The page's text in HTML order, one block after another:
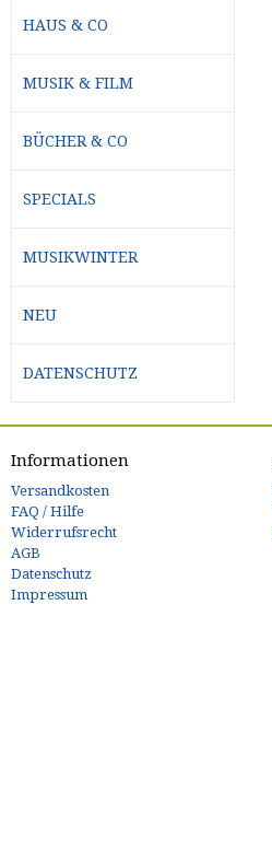
HAUS & CO
MUSIK & FILM
BÜCHER & CO
SPECIALS
MUSIKWINTER
NEU
DATENSCHUTZ
Informationen
Versandkosten
FAQ / Hilfe
Widerrufsrecht
AGB
Datenschutz
Impressum